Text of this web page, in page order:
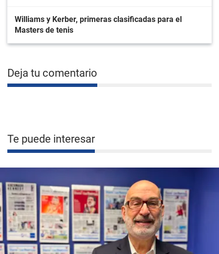
Williams y Kerber, primeras clasificadas para el
Masters de tenis
Deja tu comentario
Te puede interesar